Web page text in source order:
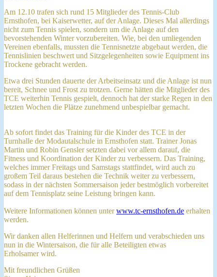
Am 12.10 trafen sich rund 15 Mitglieder des Tennis-Club
Ernsthofen, bei Kaiserwetter, auf der Anlage. Dieses Mal allerdings
nicht zum Tennis spielen, sondern um die Anlage auf den
bevorstehenden Winter vorzubereiten. Wie, bei den umliegenden
Vereinen ebenfalls, mussten die Tennisnetzte abgebaut werden, die
Tennislinien beschwert und Sitzgelegenheiten sowie Equipment ins
Trockene gebracht werden.
Etwa drei Stunden dauerte der Arbeitseinsatz und die Anlage ist nun
bereit, Schnee und Frost zu trotzen. Gerne hätten die Mitglieder des
TCE weiterhin Tennis gespielt, dennoch hat der starke Regen in den
letzten Wochen die Plätze zunehmend unbespielbar gemacht.
Ab sofort findet das Training für die Kinder des TCE in der
Turnhalle der Modautalschule in Ernsthofen statt. Trainer Jonas
Martin und Robin Gensler setzten dabei vor allem darauf, die
Fitness und Koordination der Kinder zu verbessern. Das Training,
welches immer Freitags und Samstags stattfindet, wird auch zu
großem Teil daraus bestehen die Technik weiter zu verbessern,
sodass in der nächsten Sommersaison jeder bestmöglich vorbereitet
auf dem Tennisplatz seine Leistung bringen kann.
Weitere Informationen können unterwww.tc-ernsthofen.de erhalten
werden.
Wir danken allen Helferinnen und Helfern und verabschieden uns
nun in die Wintersaison, die für alle Beteiligten etwas
Erholsamer wird.
Mit freundlichen Grüßen